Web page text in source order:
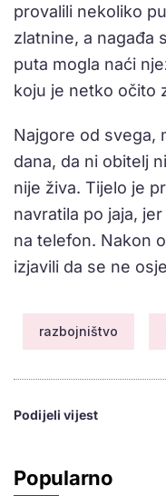
provalili nekoliko
zlatnine, a nagađa
puta mogla naći
koju je netko očito
Najgore od svega,
dana, da ni obitelj
nije živa. Tijelo je
navratila po jaja,
na telefon. Nakon
izjavili da se ne
razbojništvo
Podijeli vijest
Popularno